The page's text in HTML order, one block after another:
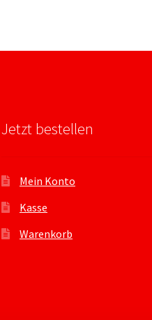
Jetzt bestellen
Mein Konto
Kasse
Warenkorb